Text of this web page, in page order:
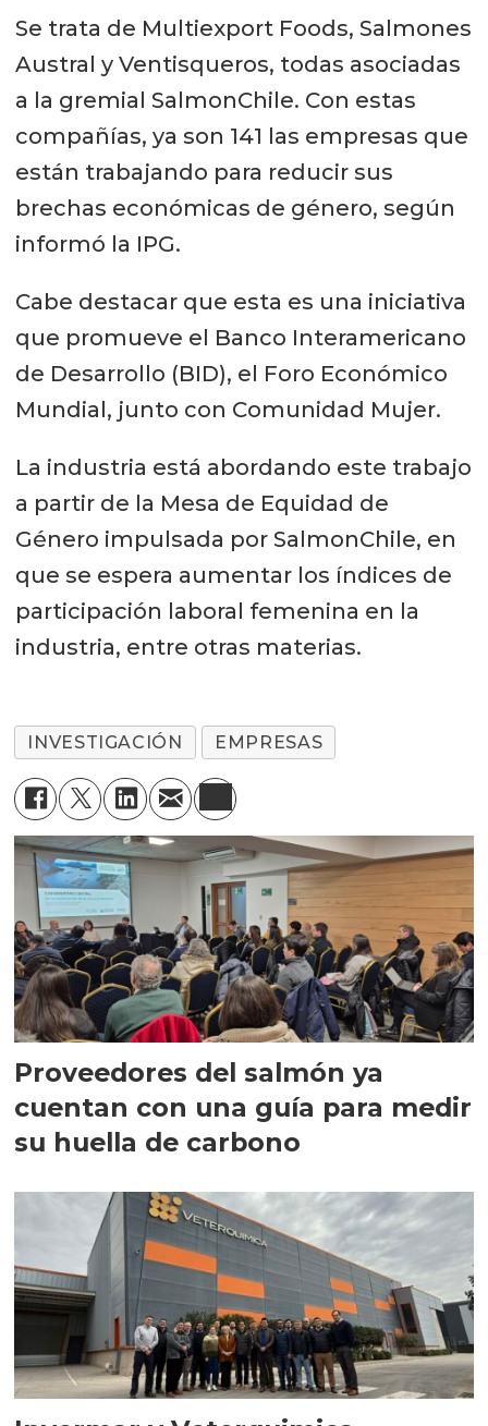
Se trata de Multiexport Foods, Salmones
Austral y Ventisqueros, todas asociadas
a la gremial SalmonChile. Con estas
compañías, ya son 141 las empresas que
están trabajando para reducir sus
brechas económicas de género, según
informó la IPG.
Cabe destacar que esta es una iniciativa
que promueve el Banco Interamericano
de Desarrollo (BID), el Foro Económico
Mundial, junto con Comunidad Mujer.
La industria está abordando este trabajo
a partir de la Mesa de Equidad de
Género impulsada por SalmonChile, en
que se espera aumentar los índices de
participación laboral femenina en la
industria, entre otras materias.
INVESTIGACIÓN EMPRESAS
Proveedores del salmón ya
cuentan con una guía para medir
su huella de carbono